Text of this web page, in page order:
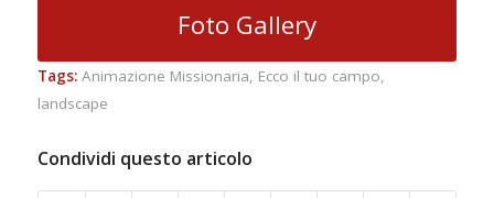
Foto Gallery
Tags: Animazione Missionaria, Ecco il tuo campo,
landscape
Condividi questo articolo